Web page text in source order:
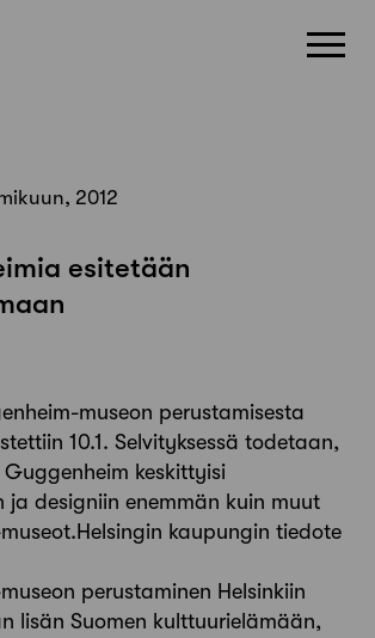
2012
esitetään
museon perustamisesta
10.1. Selvityksessä todetaan,
keskittyisi
ja designiin enemmän kuin muut
kaupungin tiedote
perustaminen Helsinkiin
lisän Suomen kulttuurielämään,